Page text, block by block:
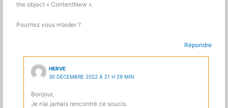
the object « ContentNew ».
Pourriez vous m’aider ?
Répondre
HERVE
30 DÉCEMBRE 2022 À 21 H 29 MIN
Bonjour,
Je n’ai jamais rencontré ce soucis.